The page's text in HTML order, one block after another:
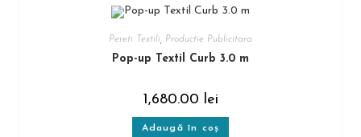
Pereti Textili Productie Publicitara
Pop-up Textil Curb 3.0 m
1,680.00 lei
Adaugă în coș